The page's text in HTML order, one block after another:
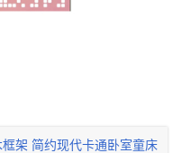
架 简约现代卡通卧室童床